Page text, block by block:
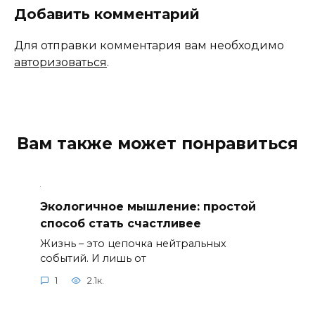
Добавить комментарий
Для отправки комментария вам необходимо
авторизоваться.
Вам также может понравиться
Экологичное мышление: простой
способ стать счастливее
Жизнь – это цепочка нейтральных
событий. И лишь от
1 2.1к.